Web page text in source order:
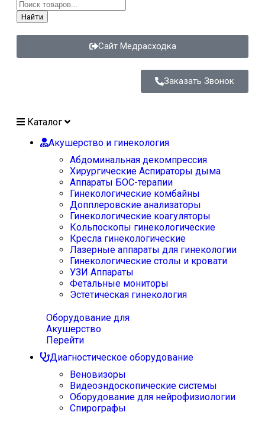
Найти
Сайт Медрасходка
Заказать Звонок
Каталог
Акушерство и гинекология
Абдоминальная декомпрессия
Хирургические Аспираторы дыма
Аппараты БОС-терапии
Гинекологические комбайны
Допплеровские анализаторы
Гинекологические коагуляторы
Кольпоскопы гинекологические
Кресла гинекологические
Лазерные аппараты для гинекологии
Гинекологические столы и кровати
УЗИ Аппараты
Фетальные мониторы
Эстетическая гинекология
Оборудование для
Акушерство
Перейти
Диагностическое оборудование
Веновизоры
Видеоэндоскопические системы
Оборудование для нейрофизиологии
Спирографы